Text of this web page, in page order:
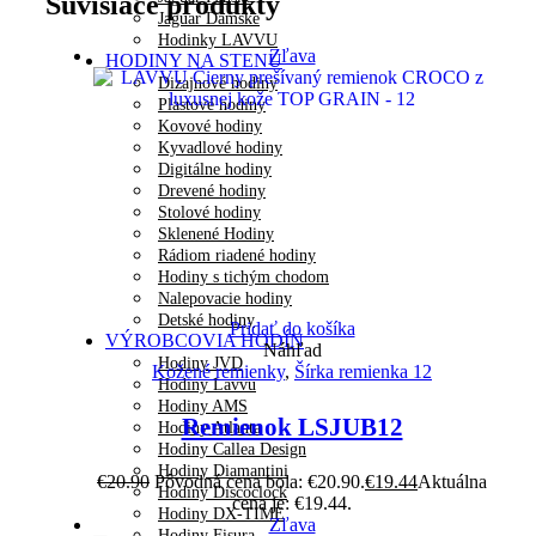
Jaguar Dámske
Hodinky LAVVU
HODINY NA STENU
Dizajnové hodiny
Plastové hodiny
Kovové hodiny
Kyvadlové hodiny
Digitálne hodiny
Drevené hodiny
Stolové hodiny
Sklenené Hodiny
Rádiom riadené hodiny
Hodiny s tichým chodom
Nalepovacie hodiny
Detské hodiny
VÝROBCOVIA HODÍN
Hodiny JVD
Hodiny Lavvu
Hodiny AMS
Hodiny Atlanta
Hodiny Callea Design
Hodiny Diamantini
Hodiny Discoclock
Hodiny DX-TIME
Zľava
Pridať do košíka
Náhľad
Kožené remienky, Šírka remienka 12
Remienok LSJUB12
€20.90 Pôvodná cena bola: €20.90.€19.44Aktuálna
cena je: €19.44.
Zľava